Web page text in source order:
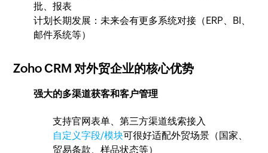
批、报表
计划长期发展：未来会有更多系统对接（ERP、BI、
邮件系统等）
Zoho CRM 对外贸企业的核心优势
强大的多渠道获客和客户管理
支持官网表单、第三方渠道线索接入
自定义字段/模块可很好适配外贸场景（国家、
贸易条款、样品状态等）